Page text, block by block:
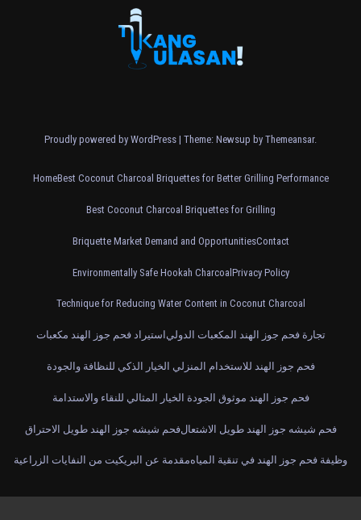
Proudly powered by WordPress | Theme: Newsup by Themeansar.
HomeBest Coconut Charcoal Briquettes for Better Grilling Performance
Best Coconut Charcoal Briquettes for Grilling
Briquette Market Demand and OpportunitiesContact
Environmentally Safe Hookah CharcoalPrivacy Policy
Technique for Reducing Water Content in Coconut Charcoal
استيراد فحم جوز الهند مكعبات تجارة فحم جوز الهند المكعبات الدولي
فحم جوز الهند للاستخدام المنزلي الخيار الذكي للنظافة والجودة
فحم جوز الهند موثوق الجودة الخيار المثالي للنقاء والاستدامة
فحم شيشه جوز الهند طويل الاحتراقفحم شيشه جوز الهند طويل الاشتعال
مقدمة عن البريكيت من النفايات الزراعيةوظيفة فحم جوز الهند في تنقية المياه